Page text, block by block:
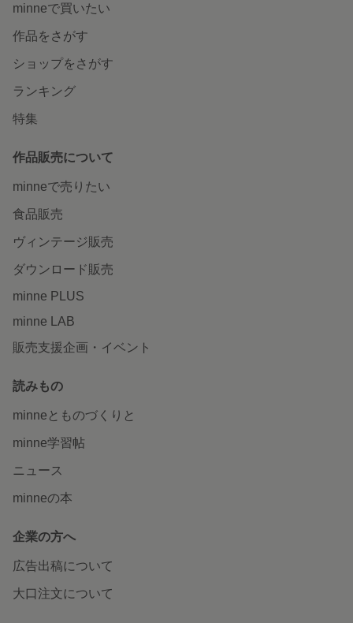
minneで買いたい
作品をさがす
ショップをさがす
ランキング
特集
作品販売について
minneで売りたい
食品販売
ヴィンテージ販売
ダウンロード販売
minne PLUS
minne LAB
販売支援企画・イベント
読みもの
minneとものづくりと
minne学習帖
ニュース
minneの本
企業の方へ
広告出稿について
大口注文について